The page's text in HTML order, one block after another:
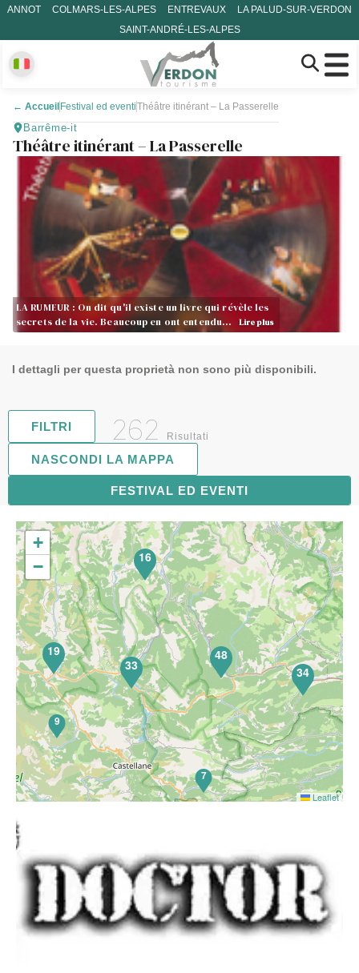
ANNOT COLMARS-LES-ALPES ENTREVAUX
LA PALUD-SUR-VERDON
SAINT-ANDRÉ-LES-ALPES
← Accueil Festival ed eventiThéâtre itinérant – La Passerelle
Barrême-it
Théâtre itinérant – La Passerelle
LA RUMEUR : On dit qu'il existe un livre qui révèle les
secrets de la vie. Beaucoup en ont entendu…
Lire plus
I dettagli per questa proprietà non sono più disponibili.
FILTRI 262 Risultati
FESTIVAL ED EVENTI
NASCONDI LA MAPPA
soirée.
7
9
19
33
48
34
16
67
+
−
Leaflet